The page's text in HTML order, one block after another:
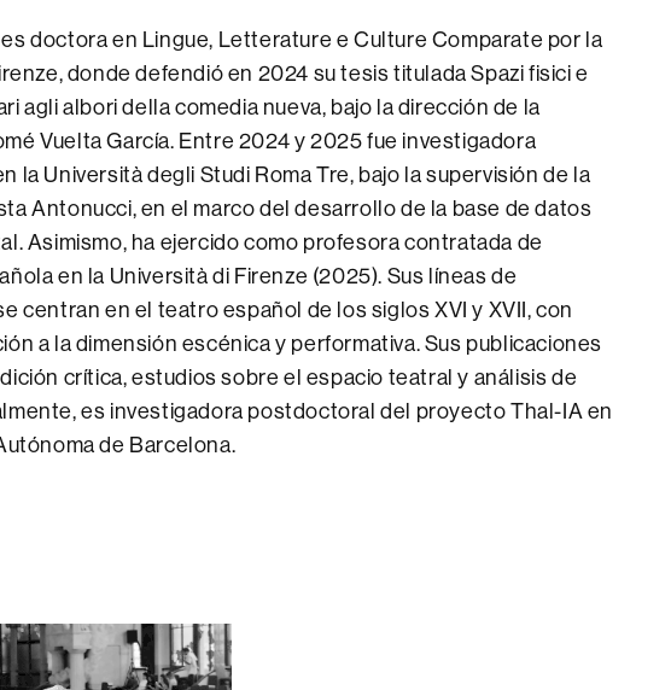
es doctora en Lingue, Letterature e Culture Comparate por la
donde defendió en 2024 su tesis titulada Spazi fisici e
agli albori della comedia nueva, bajo la dirección de la
Vuelta García. Entre 2024 y 2025 fue investigadora
la Università degli Studi Roma Tre, bajo la supervisión de la
Antonucci, en el marco del desarrollo de la base de datos
Asimismo, ha ejercido como profesora contratada de
en la Università di Firenze (2025). Sus líneas de
centran en el teatro español de los siglos XVI y XVII, con
a la dimensión escénica y performativa. Sus publicaciones
crítica, estudios sobre el espacio teatral y análisis de
es investigadora postdoctoral del proyecto Thal-IA en
de Barcelona.